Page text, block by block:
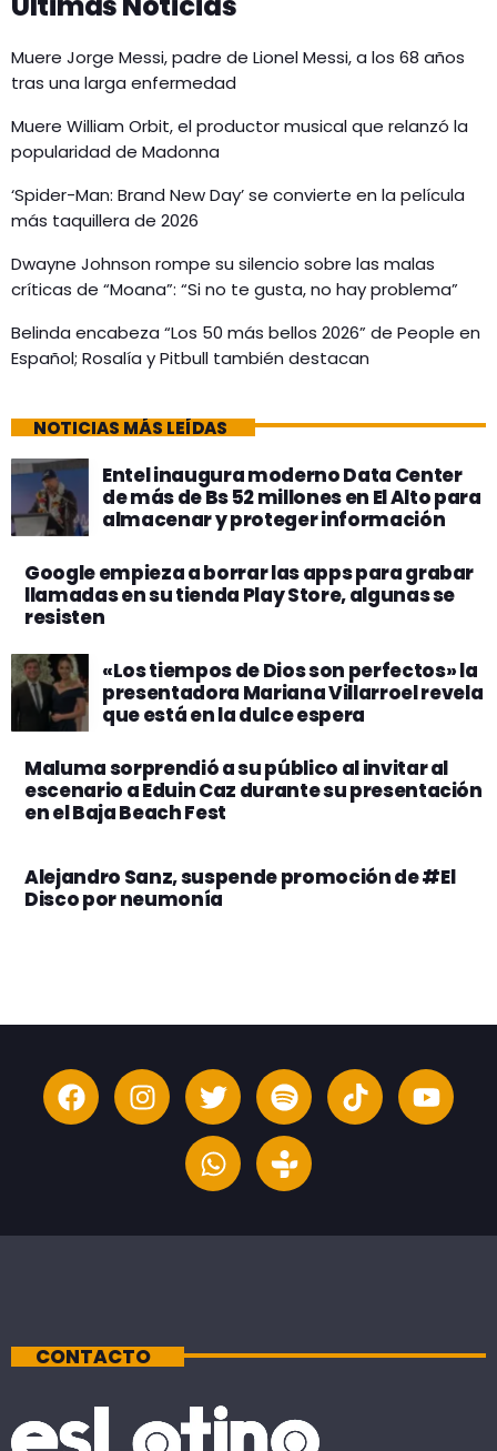
Muere Jorge Messi, padre de Lionel Messi, a los 68 años
tras una larga enfermedad
Muere William Orbit, el productor musical que relanzó la
popularidad de Madonna
‘Spider-Man: Brand New Day’ se convierte en la película
más taquillera de 2026
Dwayne Johnson rompe su silencio sobre las malas
críticas de “Moana”: “Si no te gusta, no hay problema”
Belinda encabeza “Los 50 más bellos 2026” de People en
Español; Rosalía y Pitbull también destacan
NOTICIAS MÁS LEÍDAS
Entel inaugura moderno Data Center
de más de Bs 52 millones en El Alto para
almacenar y proteger información
Google empieza a borrar las apps para grabar
llamadas en su tienda Play Store, algunas se
resisten
«Los tiempos de Dios son perfectos» la
presentadora Mariana Villarroel revela
que está en la dulce espera
Maluma sorprendió a su público al invitar al
escenario a Eduin Caz durante su presentación
en el Baja Beach Fest
Alejandro Sanz, suspende promoción de #El
Disco por neumonía
CONTACTO